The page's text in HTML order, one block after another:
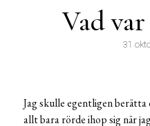
Vad
31
Jag skulle egentligen
allt bara rörde ihop sig när